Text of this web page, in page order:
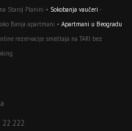
Staroj Planini • Sokobanja vaučeri -
Banja apartmani • Apartmani u Beogradu
rezervacije smeštaja na TARI bez
22 222